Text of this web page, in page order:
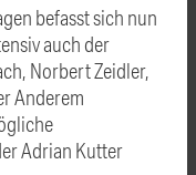
befasst sich nun
auch der
Norbert Zeidler,
Anderem
Adrian Kutter